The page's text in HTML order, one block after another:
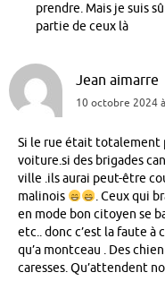
prendre. Mais je suis
partie de ceux là
Jean aimarre
10 octobre 2024
Si le rue était totalement
voiture.si des brigades
ville .ils aurai peut-être
malinois
. Ceux qui
en mode bon citoyen se
etc.. donc c’est la faute
qu’a montceau . Des
caresses. Qu’attendent